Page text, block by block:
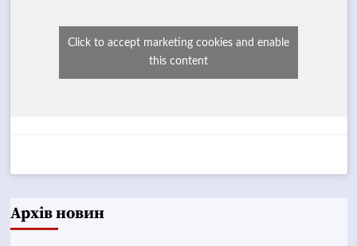
Click to accept marketing cookies and enable
this content
Архів новин